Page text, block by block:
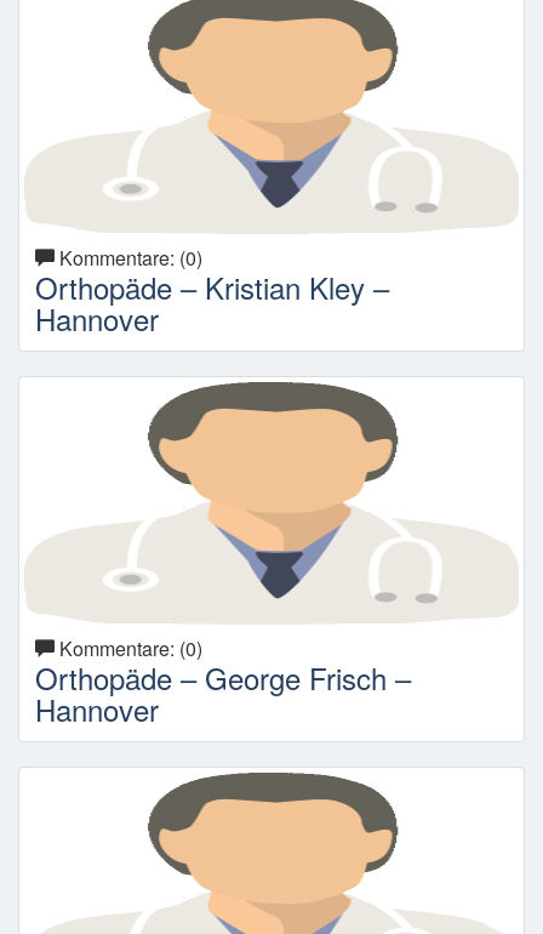
Kommentare: (0)
Orthopäde – Kristian Kley –
Hannover
Kommentare: (0)
Orthopäde – George Frisch –
Hannover